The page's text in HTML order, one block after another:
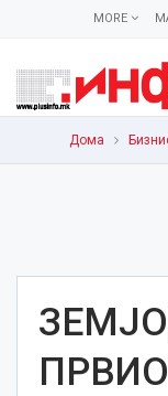
MORE
Дома